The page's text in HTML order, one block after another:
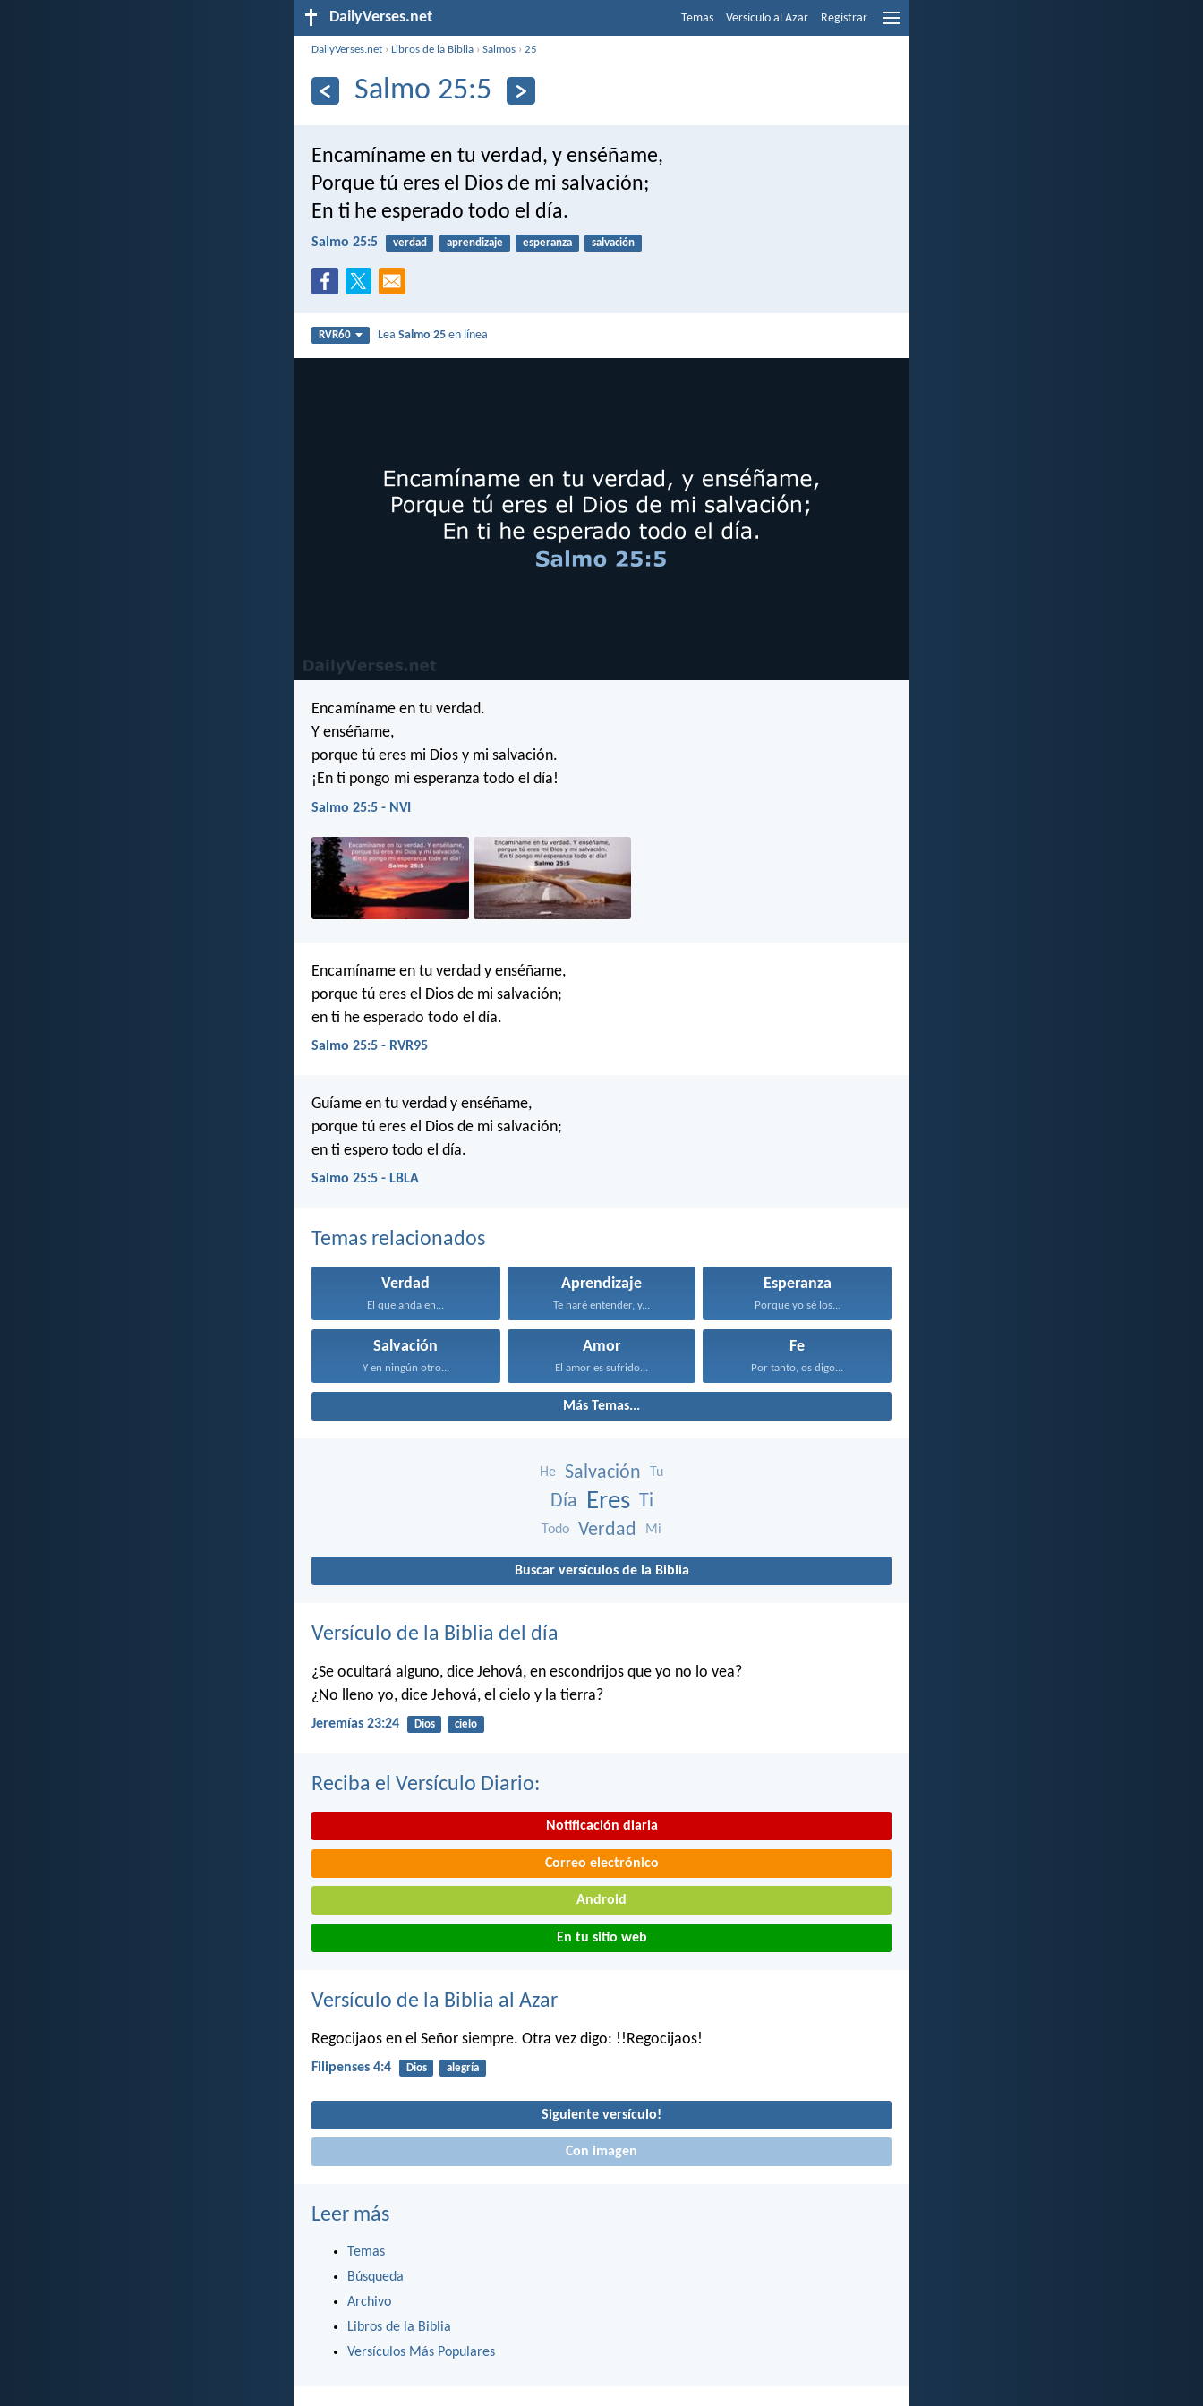
DailyVerses.net Temas Versículo al Azar Registrar
DailyVerses.net ›Libros de la Biblia ›Salmos ›25
Salmo 25:5
Encamíname en tu verdad, y enséñame,
Porque tú eres el Dios de mi salvación;
En ti he esperado todo el día.
Salmo 25:5 verdad aprendizaje esperanza salvación
RVR60 LeaSalmo 25 en línea
Encamíname en tu verdad.
Y enséñame,
porque tú eres mi Dios y mi salvación.
¡En ti pongo mi esperanza todo el día!
Salmo 25:5 - NVI
Encamíname en tu verdad y enséñame,
porque tú eres el Dios de mi salvación;
en ti he esperado todo el día.
Salmo 25:5 - RVR95
Guíame en tu verdad y enséñame,
porque tú eres el Dios de mi salvación;
en ti espero todo el día.
Salmo 25:5 - LBLA
Temas relacionados
Verdad
El que anda en...
Aprendizaje
Te haré entender, y...
Esperanza
Porque yo sé los...
Salvación
Y en ningún otro...
Amor
El amor es sufrido...
Fe
Por tanto, os digo...
Más Temas...
He Salvación Tu
Día Eres Ti
Todo Verdad Mi
Buscar versículos de la Biblia
Versículo de la Biblia del día
¿Se ocultará alguno, dice Jehová, en escondrijos que yo no lo vea?
¿No lleno yo, dice Jehová, el cielo y la tierra?
Jeremías 23:24 Dios cielo
Reciba el Versículo Diario:
Notificación diaria
Correo electrónico
Android
En tu sitio web
Versículo de la Biblia al Azar
Regocijaos en el Señor siempre. Otra vez digo: !!Regocijaos!
Filipenses 4:4 Dios alegría
Siguiente versículo!
Con imagen
Leer más
Temas
Búsqueda
Archivo
Libros de la Biblia
Versículos Más Populares